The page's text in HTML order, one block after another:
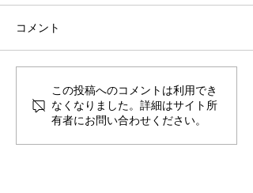
オオクチバスを放流しまし
た。 場所は国道138号線沿い
コメント
この投稿へのコメントは利用でき
なくなりました。詳細はサイト所
有者にお問い合わせください。